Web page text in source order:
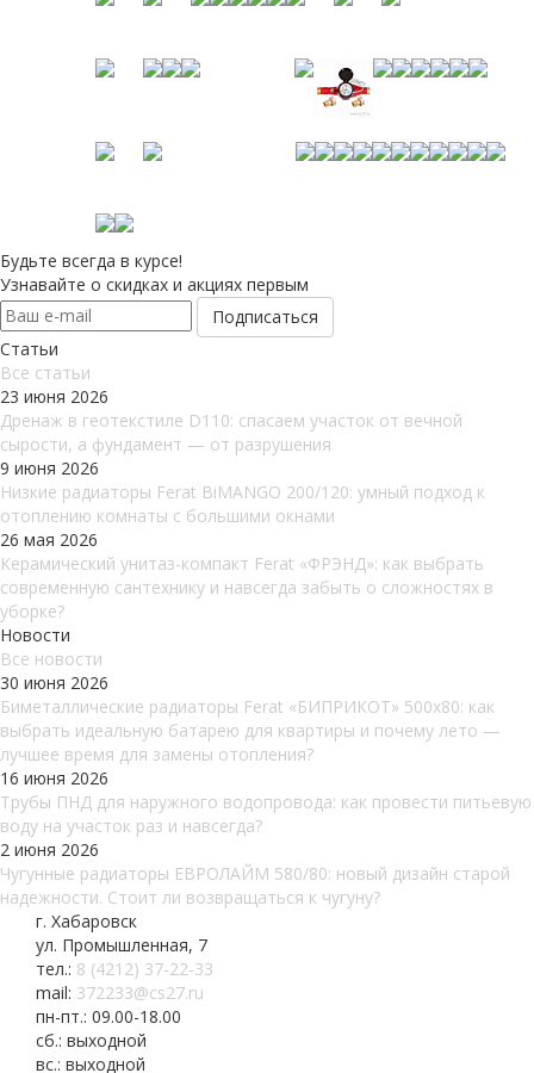
Будьте всегда в курсе!
Узнавайте о скидках и акциях первым
Статьи
Все cтатьи
23 июня 2026
Дренаж в геотекстиле D110: спасаем участок от вечной
сырости, а фундамент — от разрушения
9 июня 2026
Низкие радиаторы Ferat BiMANGO 200/120: умный подход к
отоплению комнаты с большими окнами
26 мая 2026
Керамический унитаз-компакт Ferat «ФРЭНД»: как выбрать
современную сантехнику и навсегда забыть о сложностях в
уборке?
Новости
Все новости
30 июня 2026
Биметаллические радиаторы Ferat «БИПРИКОТ» 500x80: как
выбрать идеальную батарею для квартиры и почему лето —
лучшее время для замены отопления?
16 июня 2026
Трубы ПНД для наружного водопровода: как провести питьевую
воду на участок раз и навсегда?
2 июня 2026
Чугунные радиаторы ЕВРОЛАЙМ 580/80: новый дизайн старой
надежности. Стоит ли возвращаться к чугуну?
г. Хабаровск
ул. Промышленная, 7
тел.: 8 (4212) 37-22-33
mail: 372233@cs27.ru
пн-пт.: 09.00-18.00
сб.: выходной
вс.: выходной